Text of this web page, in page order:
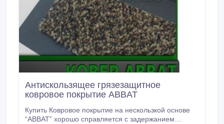
Антискользящее грязезащитное
ковровое покрытие ABBAT
Купить Ковровое покрытие на нескользкой основе
“ABBAT” хорошо справляется с задержанием